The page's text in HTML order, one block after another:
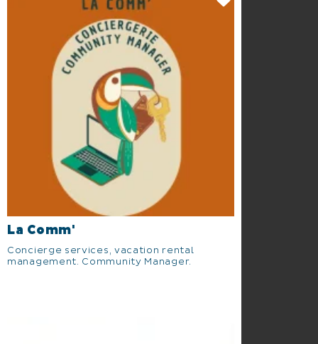
La Comm'
Concierge services, vacation rental
management. Community Manager.